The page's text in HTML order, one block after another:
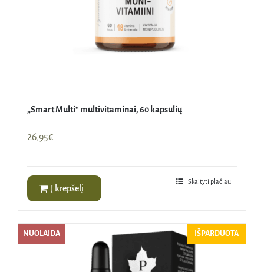
„Smart Multi“ multivitaminai, 60 kapsulių
26,95€
Į krepšelį
Skaityti plačiau
NUOLAIDA IŠPARDUOTA